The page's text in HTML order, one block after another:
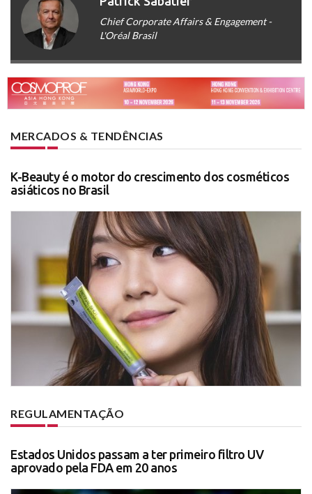
Chief Corporate Affairs & Engagement -
L'Oréal Brasil
MERCADOS & TENDÊNCIAS
K-Beauty é o motor do crescimento dos cosméticos
asiáticos no Brasil
REGULAMENTAÇÃO
Estados Unidos passam a ter primeiro filtro UV
aprovado pela FDA em 20 anos